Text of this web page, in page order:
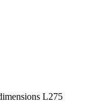
L275